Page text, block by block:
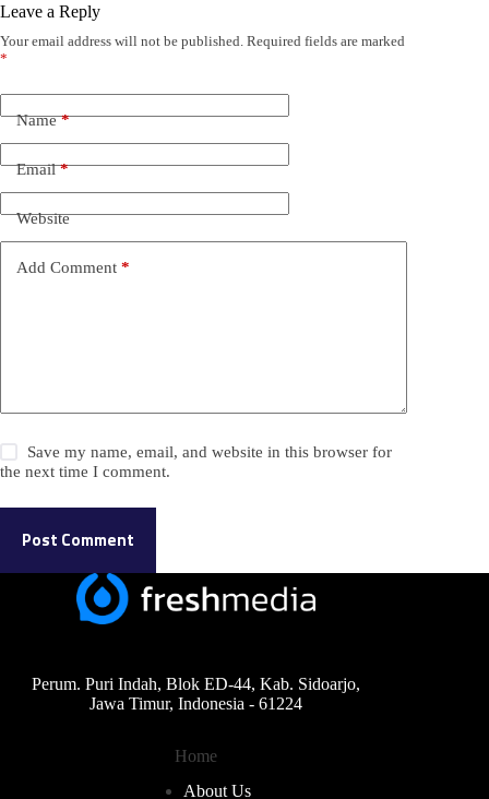
Leave a Reply
Your email address will not be published. Required fields are marked
*
Name*
Email*
Website
Add Comment *
Save my name, email, and website in this browser for
the next time I comment.
Post Comment
Perum. Puri Indah, Blok ED-44, Kab. Sidoarjo,
Jawa Timur, Indonesia - 61224
Home
About Us